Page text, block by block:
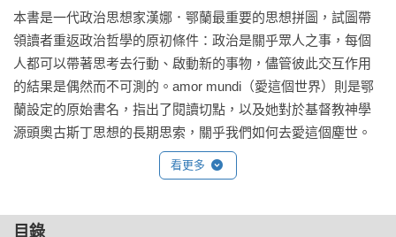
本書是一代政治思想家漢娜．鄂蘭最重要的思想拼圖，試圖帶
領讀者重返政治哲學的原初條件：政治是關乎眾人之事，每個
人都可以帶著思考去行動、啟動新的事物，儘管彼此交互作用
的結果是偶然而不可測的。amor mundi（愛這個世界）則是鄂
蘭設定的原始書名，指出了閱讀切點，以及她對於基督教神學
源頭奧古斯丁思想的長期思索，關乎我們如何去愛這個塵世。
對於鄂蘭來說，人類是在啟動事物和一連串事件的意義下行動
以採取進一步行動，改變或轉化那些看似無法避免的歷程。透
看更多
目錄